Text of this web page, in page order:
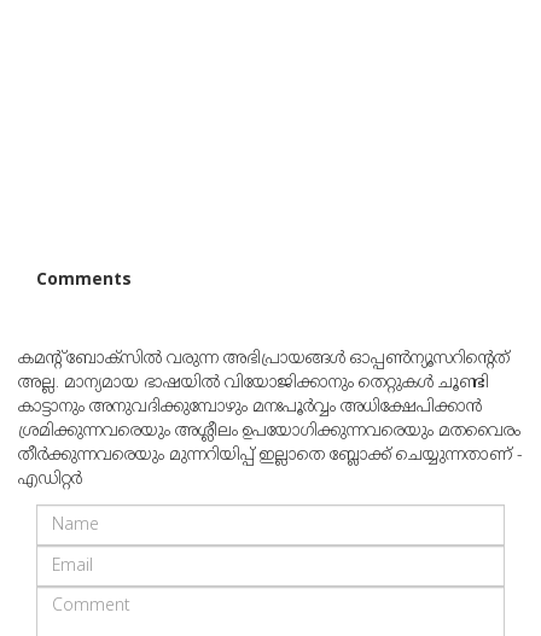
Comments
കമന്റ് ബോക്‌സില്‍ വരുന്ന അഭിപ്രായങ്ങള്‍ ഓപ്പൺന്യൂസറിന്റെത്
അല്ല. മാന്യമായ ഭാഷയില്‍ വിയോജിക്കാനും തെറ്റുകള്‍ ചൂണ്ടി
കാട്ടാനും അനുവദിക്കുമ്പോഴും മനഃപൂര്‍വ്വം അധിക്ഷേപിക്കാന്‍
ശ്രമിക്കുന്നവരെയും അശ്ലീലം ഉപയോഗിക്കുന്നവരെയും മതവൈരം
തീര്‍ക്കുന്നവരെയും മുന്നറിയിപ്പ് ഇല്ലാതെ ബ്ലോക്ക് ചെയ്യുന്നതാണ് -
എഡിറ്റര്‍